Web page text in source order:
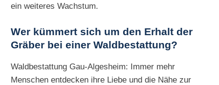
ein weiteres Wachstum.
Wer kümmert sich um den Erhalt der
Gräber bei einer Waldbestattung?
Waldbestattung Gau-Algesheim: Immer mehr
Menschen entdecken ihre Liebe und die Nähe zur